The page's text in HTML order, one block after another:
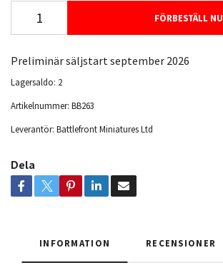
FÖRBESTÄLL NU
Preliminär säljstart september 2026
Lagersaldo: 2
Artikelnummer: BB263
Leverantör: Battlefront Miniatures Ltd
Dela
INFORMATION RECENSIONER